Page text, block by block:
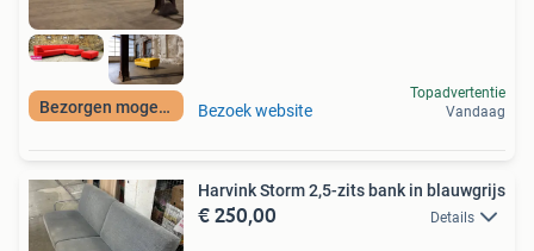
Bezorgen mogelijk Bezoek website
Topadvertentie
Vandaag
Harvink Storm 2,5-zits bank in blauwgrijs
€ 250,00 Details